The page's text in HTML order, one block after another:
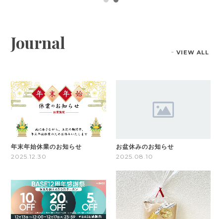
Journal VIEW ALL
年末年始休業のお知らせ
2025.12.30
お盆休みのお知らせ
2025.08.10